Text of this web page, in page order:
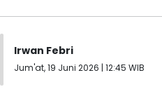
Irwan Febri
Jum'at, 19 Juni 2026 | 12:45 WIB